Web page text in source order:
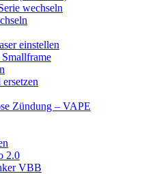
wechseln
einstellen
Zündung – VAPE
2.0
VBB